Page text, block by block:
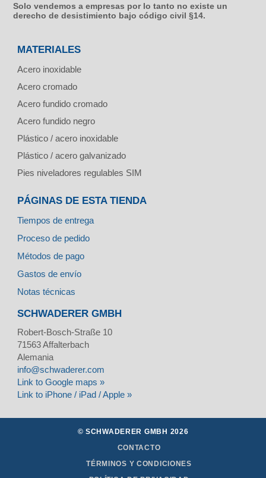
Solo vendemos a empresas por lo tanto no existe un
derecho de desistimiento bajo código civil §14.
MATERIALES
Acero inoxidable
Acero cromado
Acero fundido cromado
Acero fundido negro
Plástico / acero inoxidable
Plástico / acero galvanizado
Pies niveladores regulables SIM
PÁGINAS DE ESTA TIENDA
Tiempos de entrega
Proceso de pedido
Métodos de pago
Gastos de envío
Notas técnicas
SCHWADERER GMBH
Robert-Bosch-Straße 10
71563Affalterbach
Alemania
info@schwaderer.com
Link to Google maps »
Link to iPhone / iPad / Apple »
© SCHWADERER GMBH 2026
CONTACTO
TÉRMINOS Y CONDICIONES